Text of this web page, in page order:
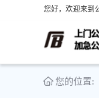
您好，欢迎来到
您的位置: